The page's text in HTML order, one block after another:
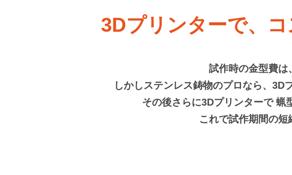
3Dプリンターで、
試作時の金型費は
しかしステンレス鋳物のプロなら、3D
その後さらに3Dプリンターで 蝋
これで試作期間の短